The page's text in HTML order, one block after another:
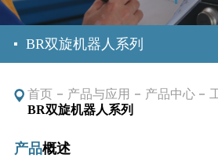
首页
关于我们
公司简介
BR双旋机器人系列
首页 产品与应用 产品中心
BR双旋机器人系列
产品概述